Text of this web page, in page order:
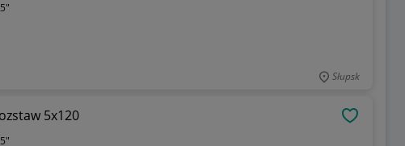
Słupsk
5x120